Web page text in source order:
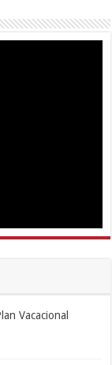
Vacacional